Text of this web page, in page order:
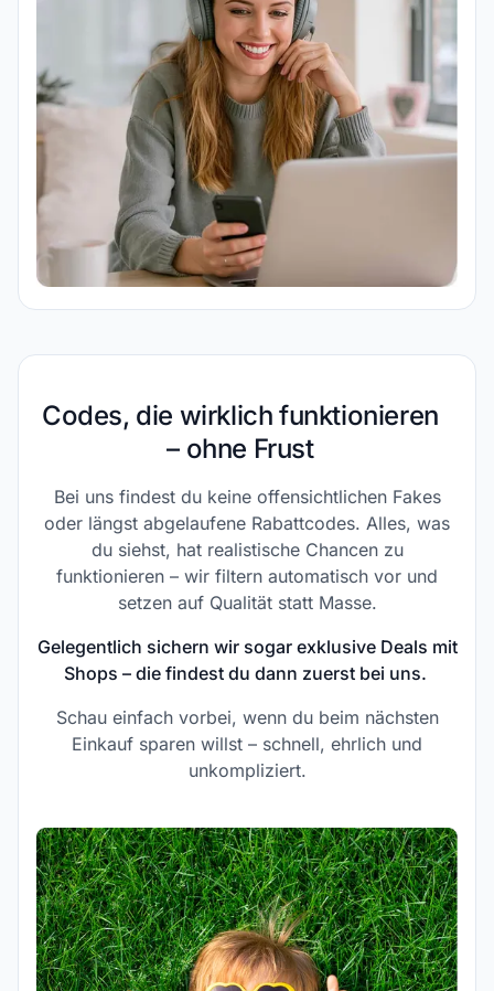
Codes, die wirklich funktionieren
– ohne Frust
Bei uns findest du keine offensichtlichen Fakes
oder längst abgelaufene Rabattcodes. Alles, was
du siehst, hat realistische Chancen zu
funktionieren – wir filtern automatisch vor und
setzen auf Qualität statt Masse.
Gelegentlich sichern wir sogar exklusive Deals mit
Shops – die findest du dann zuerst bei uns.
Schau einfach vorbei, wenn du beim nächsten
Einkauf sparen willst – schnell, ehrlich und
unkompliziert.